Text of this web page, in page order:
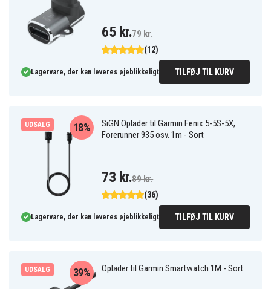
hvilket er en af de længste i D2-serien.
(12)
65 kr.79 kr.
Lagervare, der kan leveres øjeblikkeligt TILFØJ TIL KURV
UDSALG
SiGN Oplader til Garmin Fenix 5-5S-5X,
Forerunner 935 osv. 1m - Sort
(36)
18%
73 kr.89 kr.
Lagervare, der kan leveres øjeblikkeligt TILFØJ TIL KURV
UDSALG Oplader til Garmin Smartwatch 1M - Sort
39%